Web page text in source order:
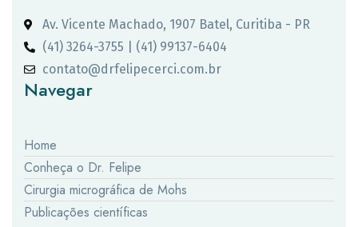
Av. Vicente Machado, 1907 Batel, Curitiba - PR
(41) 3264-3755 | (41) 99137-6404
contato@drfelipecerci.com.br
Navegar
Home
Conheça o Dr. Felipe
Cirurgia micrográfica de Mohs
Publicações científicas